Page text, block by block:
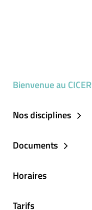
Bienvenue au CICER
Nos disciplines
Documents
Horaires
Tarifs